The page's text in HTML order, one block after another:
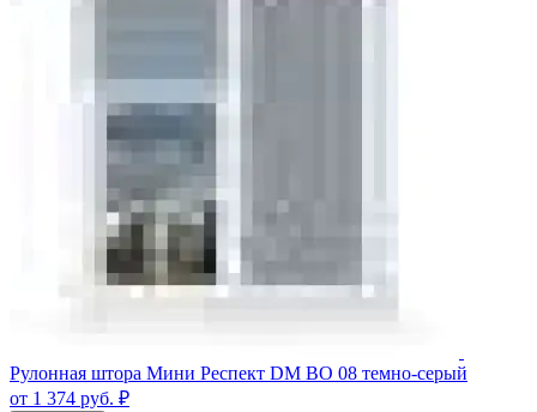
Рулонная штора Мини Респект DM ВО 08 темно-серый
от 1 374 руб. ₽